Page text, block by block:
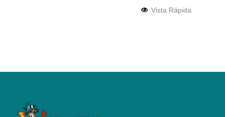
Vista Rápida